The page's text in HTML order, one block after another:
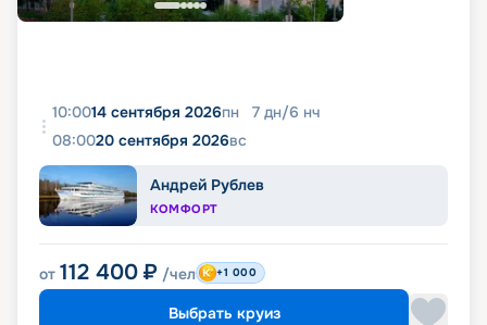
10:0014 сентября 2026пн 7 дн/6 нч
08:0020 сентября 2026вс
Андрей Рублев
КОМФОРТ
от 112 400 ₽ /чел +1 000
Выбрать круиз